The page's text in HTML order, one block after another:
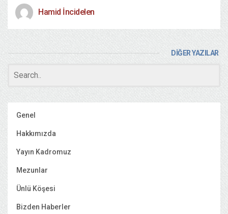
Hamid İncidelen
DİĞER YAZILAR
Genel
Hakkımızda
Yayın Kadromuz
Mezunlar
Ünlü Köşesi
Bizden Haberler